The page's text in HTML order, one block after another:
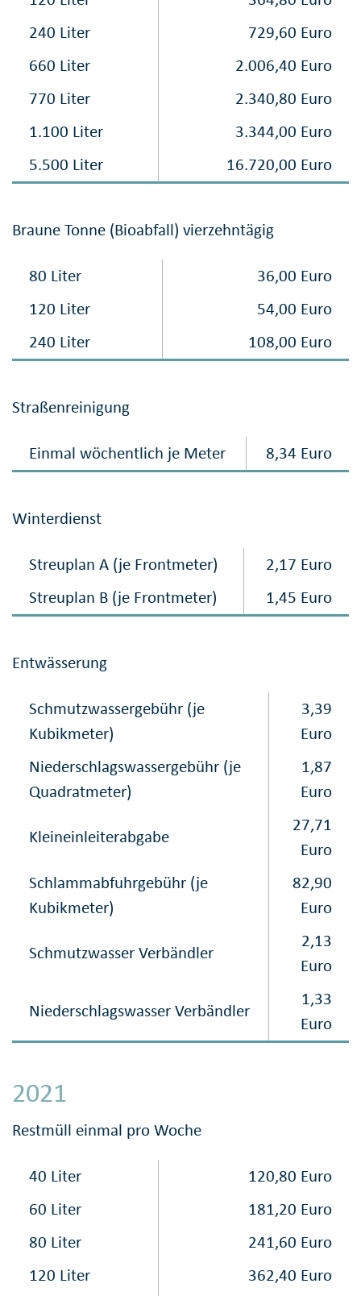
240 Liter
729,60 Euro
660 Liter
2.006,40 Euro
770 Liter
2.340,80 Euro
1.100 Liter
3.344,00 Euro
5.500 Liter
16.720,00 Euro
Braune Tonne (Bioabfall) vierzehntägig
80 Liter
36,00 Euro
120 Liter
54,00 Euro
240 Liter
108,00 Euro
Straßenreinigung
Einmal wöchentlich je Meter 8,34 Euro
Winterdienst
Streuplan A (je Frontmeter)
2,17 Euro
Streuplan B (je Frontmeter)
1,45 Euro
Entwässerung
Schmutzwassergebühr (je
Kubikmeter)
3,39
Euro
Niederschlagswasser​gebühr (je
Quadratmeter)
1,87
Euro
Kleineinleiterabgabe
27,71
Euro
Schlammabfuhrgebühr (je
Kubikmeter)
82,90
Euro
Schmutzwasser Verbändler
2,13
Euro
Niederschlagswasser Verbändler
1,33
Euro
2021
Restmüll einmal pro Woche
40 Liter
120,80 Euro
60 Liter
181,20 Euro
80 Liter
241,60 Euro
120 Liter
362,40 Euro